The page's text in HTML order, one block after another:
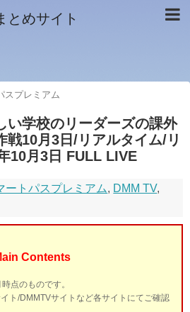
とめサイト
スプレミアム
い学校のリーダーズの課外
戦10月3日/リアルタイム/リ
10月3日 FULL LIVE
ートパスプレミアム, DMM TV,
Contents
点のものです。
ト/DMMTVサイトなど各サイトにてご確認